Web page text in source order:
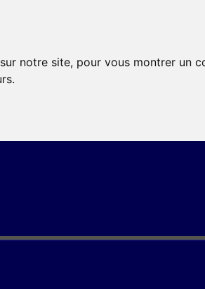
notre site, pour vous montrer un